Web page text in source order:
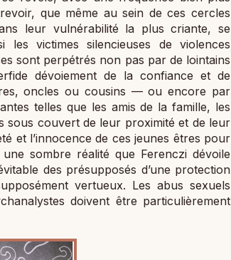
que même au sein de ces cercles
leur vulnérabilité la plus criante, se
victimes silencieuses de violences
sont perpétrés non pas par de lointains
dévoiement de la confiance et de
oncles ou cousins — ou encore par
telles que les amis de la famille, les
sous couvert de leur proximité et de leur
et l’innocence de ces jeunes êtres pour
sombre réalité que Ferenczi dévoile
des présupposés d’une protection
vertueux. Les abus sexuels
doivent être particulièrement